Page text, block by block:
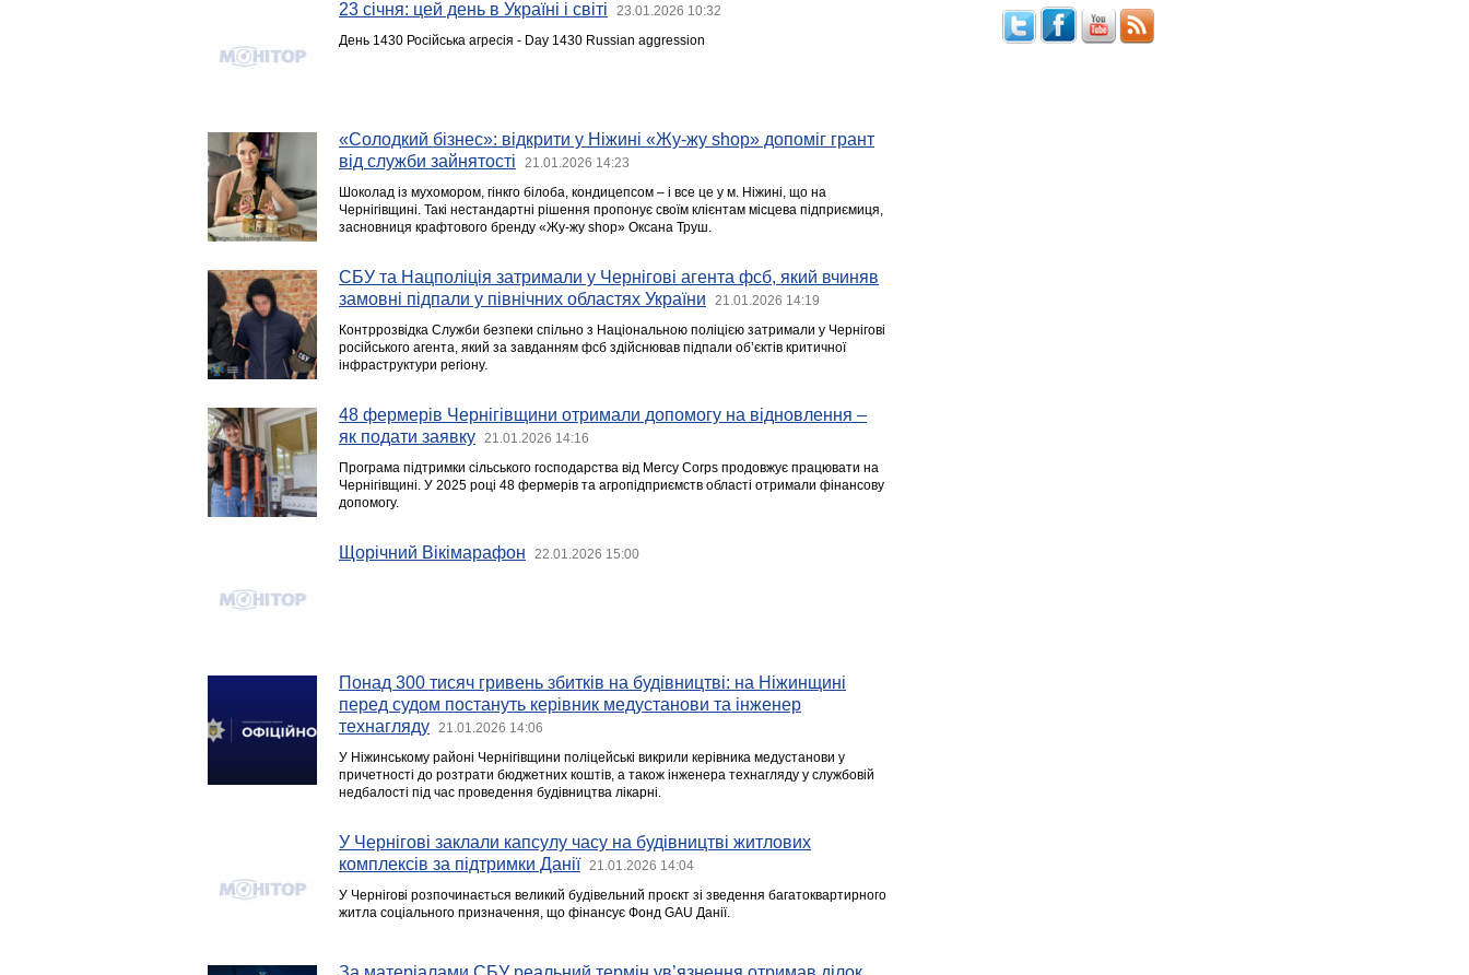
23 січня: цей день в Україні і світі 23.01.2026 10:32
День 1430 Російська агресія - Day 1430 Russian aggression
«Солодкий бізнес»: відкрити у Ніжині «Жу-жу shop» допоміг грант
від служби зайнятості
21.01.2026 14:23
Шоколад із мухомором, гінкго білоба, кондицепсом – і все це у м. Ніжині, що на
Чернігівщині. Такі нестандартні рішення пропонує своїм клієнтам місцева підприємиця,
засновниця крафтового бренду «Жу-жу shop» Оксана Труш.
СБУ та Нацполіція затримали у Чернігові агента фсб, який вчиняв
замовні підпали у північних областях України
21.01.2026 14:19
Контррозвідка Служби безпеки спільно з Національною поліцією затримали у Чернігові
російського агента, який за завданням фсб здійснював підпали об’єктів критичної
інфраструктури регіону.
48 фермерів Чернігівщини отримали допомогу на відновлення –
як подати заявку
21.01.2026 14:16
Програма підтримки сільського господарства від Mercy Corps продовжує працювати на
Чернігівщині. У 2025 році 48 фермерів та агропідприємств області отримали фінансову
допомогу.
Щорічний Вікімарафон 22.01.2026 15:00
Понад 300 тисяч гривень збитків на будівництві: на Ніжинщині
перед судом постануть керівник медустанови та інженер
технагляду
21.01.2026 14:06
У Ніжинському районі Чернігівщини поліцейські викрили керівника медустанови у
причетності до розтрати бюджетних коштів, а також інженера технагляду у службовій
недбалості під час проведення будівництва лікарні.
У Чернігові заклали капсулу часу на будівництві житлових
комплексів за підтримки Данії
21.01.2026 14:04
У Чернігові розпочинається великий будівельний проєкт зі зведення багатоквартирного
житла соціального призначення, що фінансує Фонд GAU Данії.